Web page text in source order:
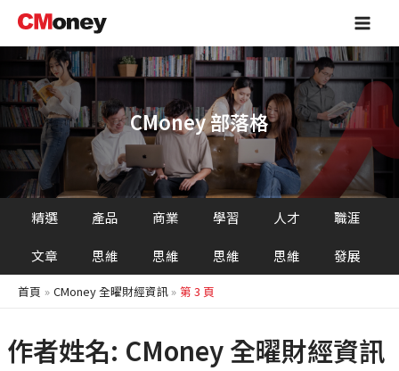
主
容
Main
CMoney 部落格
精選
文章
產品
思維
商業
思維
學習
思維
人才
思維
職涯
發展
首頁 CMoney 全曜財經資訊 第 3 頁
作者姓名: CMoney 全曜財經資訊